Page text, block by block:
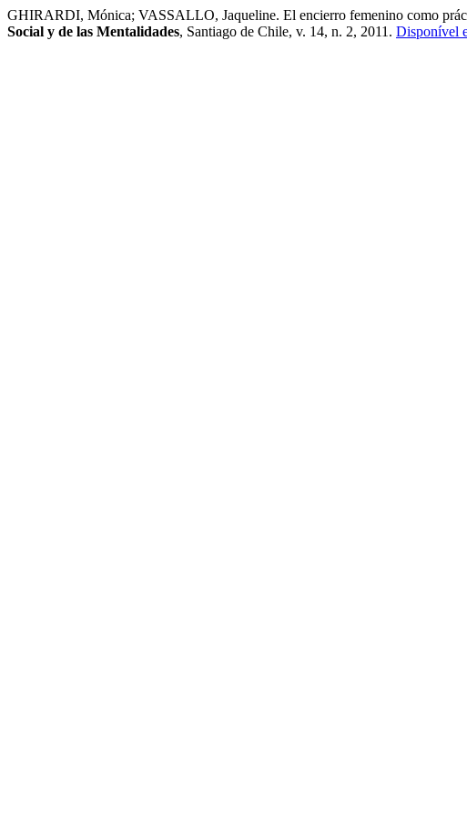
GHIRARDI, Mónica; VASSALLO, Jaqueline. El encierro femenino como
Social y de las Mentalidades, Santiago de Chile, v. 14, n. 2, 2011. Disponível